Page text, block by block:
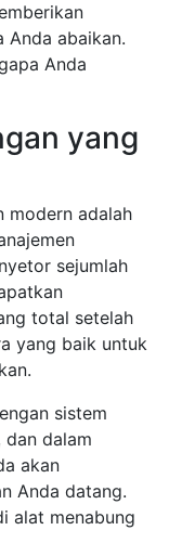
Anda abaikan.
Anda
yang
modern adalah
sejumlah
total setelah
yang baik untuk
sistem
dan dalam
akan
Anda datang.
alat menabung